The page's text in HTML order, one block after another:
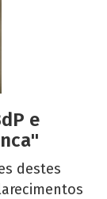
e
destes